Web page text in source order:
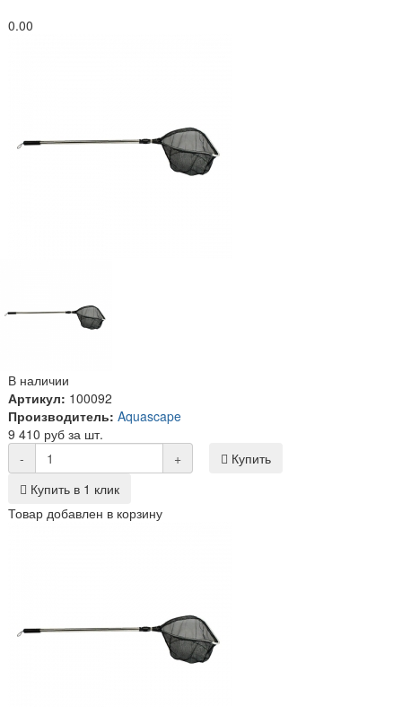
0.00
В наличии
Артикул: 100092
Производитель: Aquascape
9 410 руб за шт.
-
+
Купить
Купить в 1 клик
Товар добавлен в корзину